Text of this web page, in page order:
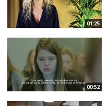
01:25
00:52